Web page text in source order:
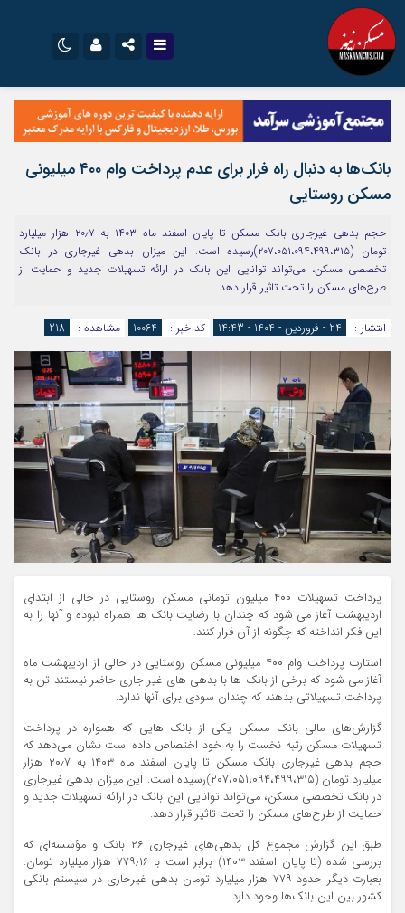
اینستاگرام
تلگرام
سروش
ایتا
آپارات
اپلیکیشن
نام کاربری یا نشانی ایمیل
رمز عبور
مرا به خاطر بسپار
بانک‌ها به دنبال راه فرار برای عدم پرداخت وام ۴۰۰ میلیونی
مسکن روستایی
حجم بدهی غیرجاری بانک مسکن تا پایان اسفند ماه ۱۴۰۳ به ۲۰٫۷ هزار میلیارد
تومان (۲۰۷،۰۵۱،۰۹۴،۴۹۹،۳۱۵)رسیده است. این میزان بدهی غیرجاری در بانک
تخصصی مسکن، می‌تواند توانایی این بانک در ارائه تسهیلات جدید و حمایت از
طرح‌های مسکن را تحت تاثیر قرار دهد
انتشار : 24 - فروردین - 1404 - 14:43 کد خبر : 10064 مشاهده : 218
پرداخت تسهیلات ۴۰۰ میلیون تومانی مسکن روستایی در حالی از ابتدای
اردیبهشت آغاز می شود که چندان با رضایت بانک ها همراه نبوده و آنها را به
این فکر انداخته که چگونه از آن فرار کنند.
استارت پرداخت وام ۴۰۰ میلیونی مسکن روستایی در حالی از اردیبهشت ماه
آغاز می شود که برخی از بانک ها با بدهی های غیر جاری حاضر نیستند تن به
پرداخت تسهیلاتی بدهند که چندان سودی برای آنها ندارد.
گزارش‌های مالی بانک مسکن یکی از بانک هایی که همواره در پرداخت
تسهیلات مسکن رتبه نخست را به خود اختصاص داده است نشان می‌دهد که
حجم بدهی غیرجاری بانک مسکن تا پایان اسفند ماه ۱۴۰۳ به ۲۰٫۷ هزار
میلیارد تومان (۲۰۷،۰۵۱،۰۹۴،۴۹۹،۳۱۵)رسیده است. این میزان بدهی غیرجاری
در بانک تخصصی مسکن، می‌تواند توانایی این بانک در ارائه تسهیلات جدید و
حمایت از طرح‌های مسکن را تحت تاثیر قرار دهد.
طبق این گزارش مجموع کل بدهی‌های غیرجاری ۲۶ بانک و مؤسسه‌ای که
بررسی شده (تا پایان اسفند ۱۴۰۳) برابر است با ۷۷۹٫۱۶ هزار میلیارد تومان.
بعبارت دیگر حدود ۷۷۹ هزار میلیارد تومان بدهی غیرجاری در سیستم بانکی
کشور بین این بانک‌ها وجود دارد.